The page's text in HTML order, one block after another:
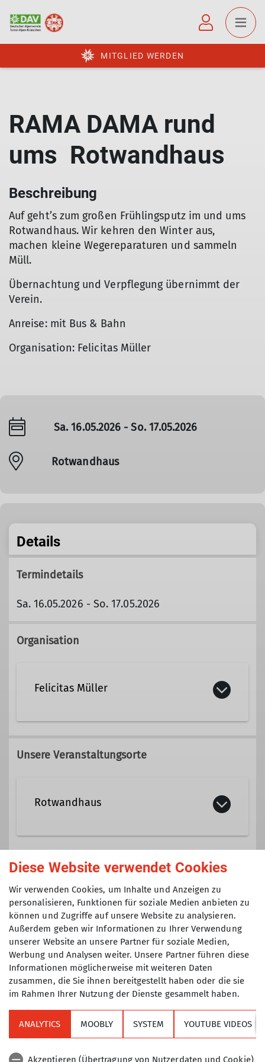
MITGLIED WERDEN
RAMA DAMA rund
ums Rotwandhaus
Beschreibung
Auf geht’s zum großen Frühlingsputz im und ums
Rotwandhaus. Wir kehren den Winter aus,
machen kleine Wegereparaturen und sammeln
Müll.
Übernachtung und Verpflegung übernimmt der
Verein.
Anreise: mit Bus & Bahn
Organisation: Felicitas Müller
Sa. 16.05.2026 - So. 17.05.2026
Rotwandhaus
Details
Termindetails
Sa. 16.05.2026 - So. 17.05.2026
Organisation
Felicitas Müller
Unsere Veranstaltungsorte
Rotwandhaus
Details
Gruppe
DAV TAK Sektionsprogramm
Veranstaltungen der Sektion TAK die
nicht einer speziellen Gruppe
(Senioren, Klettertreff, Mountainbike,
Jugend, etc.) zugeordnet sind.
Diese Website verwendet Cookies
Wir verwenden Cookies, um Inhalte und Anzeigen zu
personalisieren, Funktionen für soziale Medien anbieten zu
können und Zugriffe auf unsere Website zu analysieren.
Außerdem geben wir Informationen zu Ihrer Verwendung
unserer Website an unsere Partner für soziale Medien,
Werbung und Analysen weiter. Unsere Partner führen diese
Informationen möglicherweise mit weiteren Daten
zusammen, die Sie ihnen bereitgestellt haben oder die sie
im Rahmen Ihrer Nutzung der Dienste gesammelt haben.
ANALYTICS MOOBLY SYSTEM YOUTUBE VIDEOS
Akzeptieren (Übertragung von Nutzerdaten und Cookie)